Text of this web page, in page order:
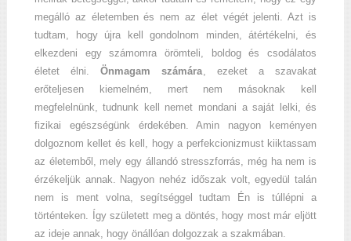
megálló az életemben és nem az élet végét jelenti. Azt is
tudtam, hogy újra kell gondolnom minden, átértékelni, és
elkezdeni egy számomra örömteli, boldog és csodálatos
életet élni.Önmagam számára, ezeket a szavakat
erőteljesen kiemelném, mert nem másoknak kell
megfelelnünk, tudnunk kell nemet mondani a saját lelki, és
fizikai egészségünk érdekében. Amin nagyon keményen
dolgoznom kellet és kell, hogy a perfekcionizmust kiiktassam
az életemből, mely egy állandó stresszforrás, még ha nem is
érzékeljük annak. Nagyon nehéz időszak volt, egyedül talán
nem is ment volna, segítséggel tudtam Én is túllépni a
történteken. Így született meg a döntés, hogy most már eljött
az ideje annak, hogy önállóan dolgozzak a szakmában.